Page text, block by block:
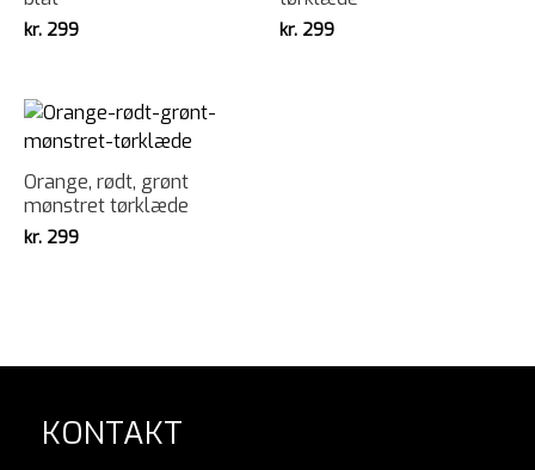
kr. 299 kr. 299
Orange, rødt, grønt
mønstret tørklæde
kr. 299
KONTAKT